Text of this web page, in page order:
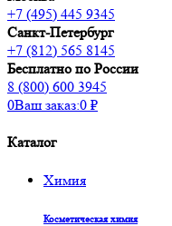
+7 (495) 445 9345
Санкт-Петербург
+7 (812) 565 8145
Бесплатно по России
8 (800) 600 3945
0Ваш заказ:0 ₽
Каталог
Химия
Косметическая химия